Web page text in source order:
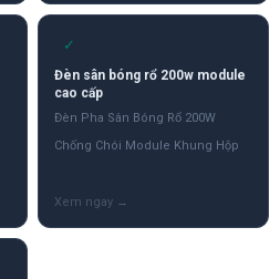
✓
Đèn sân bóng rổ 200w module
cao cấp
Đèn Pha Sân Bóng Rổ 200W
Chống Chói Module Khung Hộp